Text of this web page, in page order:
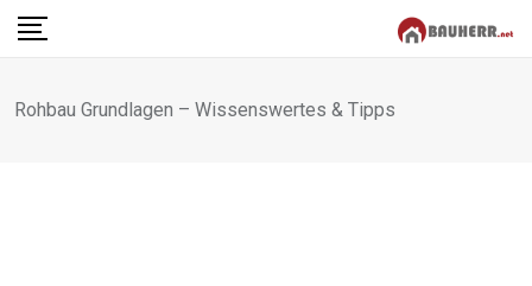
Skip
Rohbau Grundlagen – Wissenswertes & Tipps